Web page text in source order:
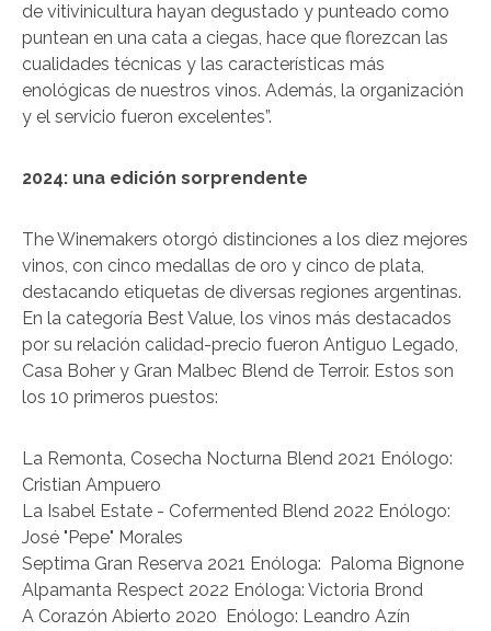
de vitivinicultura hayan degustado y punteado como
puntean en una cata a ciegas, hace que florezcan las
cualidades técnicas y las características más
enológicas de nuestros vinos. Además, la organización
y el servicio fueron excelentes”.
2024: una edición sorprendente
The Winemakers otorgó distinciones a los diez mejores
vinos, con cinco medallas de oro y cinco de plata,
destacando etiquetas de diversas regiones argentinas.
En la categoría Best Value, los vinos más destacados
por su relación calidad-precio fueron Antiguo Legado,
Casa Boher y Gran Malbec Blend de Terroir. Estos son
los 10 primeros puestos:
La Remonta, Cosecha Nocturna Blend 2021 Enólogo:
Cristian Ampuero
La Isabel Estate - Cofermented Blend 2022 Enólogo:
José "Pepe" Morales
Septima Gran Reserva 2021 Enóloga: Paloma Bignone
Alpamanta Respect 2022 Enóloga: Victoria Brond
A Corazón Abierto 2020 Enólogo: Leandro Azín